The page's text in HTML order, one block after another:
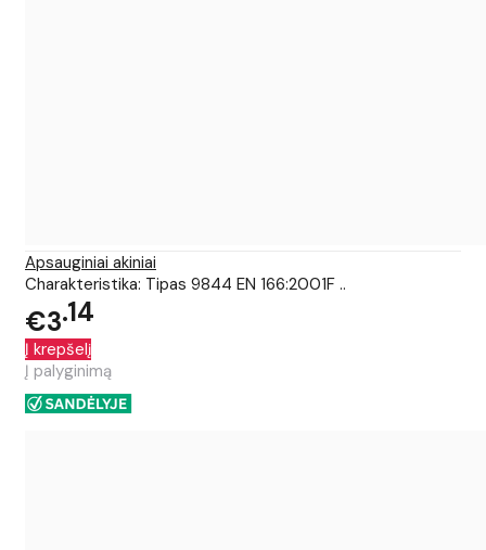
Apsauginiai akiniai
Charakteristika: Tipas 9844 EN 166:2001F ..
€3 14
Į krepšelį
Į palyginimą